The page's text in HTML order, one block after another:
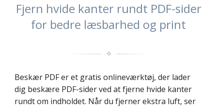
Fjern hvide kanter rundt PDF-sider
for bedre læsbarhed og print
✧
Beskær PDF er et gratis onlineværktøj, der lader
dig beskære PDF-sider ved at fjerne hvide kanter
rundt om indholdet. Når du fjerner ekstra luft, ser